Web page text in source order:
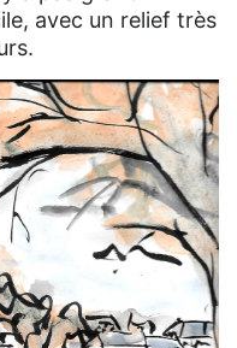
avec un relief très